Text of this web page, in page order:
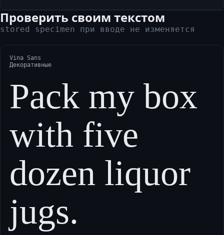
Проверить своим текстом
stored specimen при вводе не изменяется
Vina Sans
Декоративные
Pack my box
with five
dozen liquor
jugs.